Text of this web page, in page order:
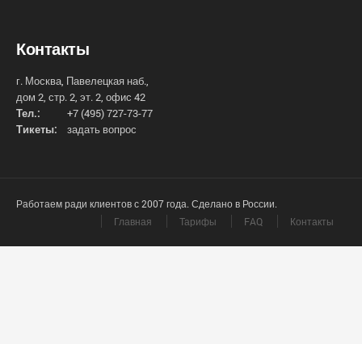
Контакты
г. Москва, Павелецкая наб.,
дом 2, стр. 2, эт. 2, офис 42
Тел.:
+7 (495) 727-73-77
Тикеты:
задать вопрос
Работаем ради клиентов с 2007 года. Сделано в России.
Главная
Тарифы FAQ Контакты